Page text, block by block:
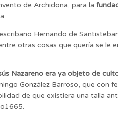
de Archidona, para la
Hernando de
otras cosas que quería se le
Nazareno era ya objeto de
González Barroso, que con
de que existiera una talla